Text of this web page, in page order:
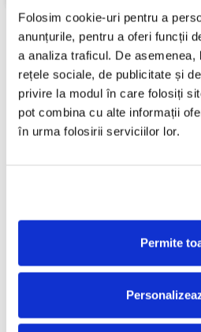
Folosim cookie-uri pentru a
anunțurile, pentru a oferi funcții
a analiza traficul. De asemenea,
rețele sociale, de publicitate și
privire la modul în care folosiți
pot combina cu alte informații
în urma folosirii serviciilor lor.
Permite
11
Thank U, Next
12
Break Up With Your
Stil:Trap, Contemporary R&B
An Lansare:2019
Informatii conformitate produs
Review-uri(0)
Ariana Grande – Dangerous